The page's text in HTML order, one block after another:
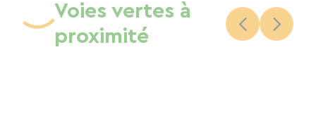
Voies vertes à
proximité